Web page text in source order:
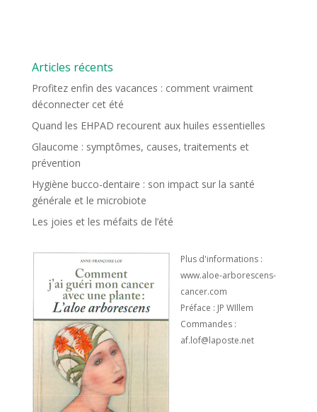
Articles récents
Profitez enfin des vacances : comment vraiment
déconnecter cet été
Quand les EHPAD recourent aux huiles essentielles
Glaucome : symptômes, causes, traitements et
prévention
Hygiène bucco-dentaire : son impact sur la santé
générale et le microbiote
Les joies et les méfaits de l’été
Plus d'informations :
www.aloe-arborescens-
cancer.com
Préface : JP WIllem
Commandes :
af.lof@laposte.net